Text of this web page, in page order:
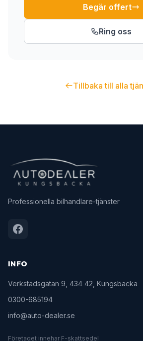
Begär offert
Ring oss
Tillbaka till alla
Professionella bilhandlare-tjänster
INFO
Verkstadsgatan 9, 434 42, Kungsbacka
0300-685194
info@auto-dealer.se
Företaget innehar F-skattsedel